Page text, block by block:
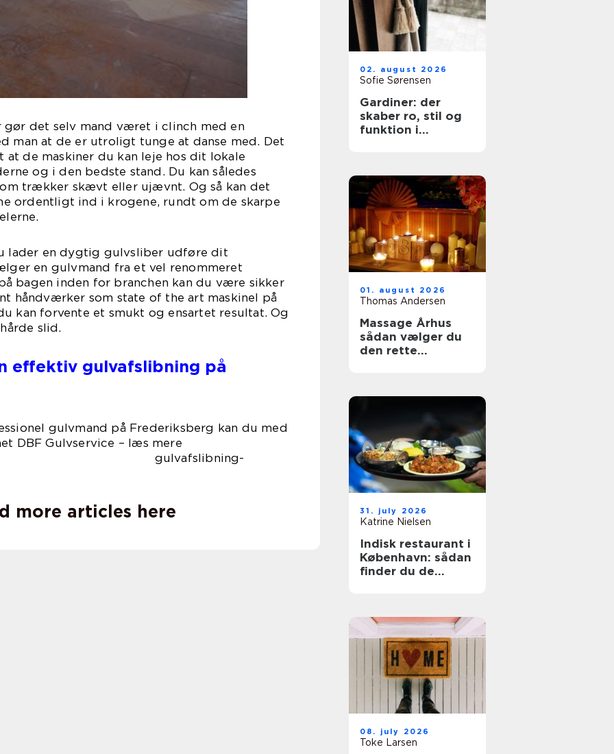
gør det selv mand været i clinch med en
man at de er utroligt tunge at danse med. Det
at de maskiner du kan leje hos dit lokale
og i den bedste stand. Du kan således
trækker skævt eller ujævnt. Og så kan det
ordentligt ind i krogene, rundt om de skarpe
lader en dygtig gulvsliber udføre dit
en gulvmand fra et vel renommeret
bagen inden for branchen kan du være sikker
håndværker som state of the art maskinel på
kan forvente et smukt og ensartet resultat. Og
slid.
effektiv gulvafslibning på
gulvmand på Frederiksberg kan du med
DBF Gulvservice – læs mere
more articles here
02. august 2026
Sofie Sørensen
Gardiner: der
skaber ro, stil og
funktion i
01. august 2026
Thomas Andersen
Massage Århus
sådan vælger du
den rette
31. july 2026
Katrine Nielsen
Indisk restaurant i
København: sådan
finder du de
08. july 2026
Toke Larsen